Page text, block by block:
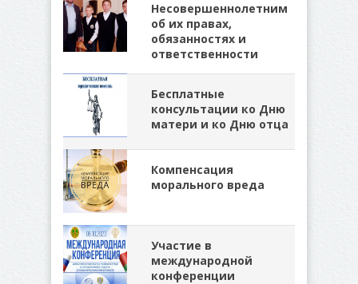
Несовершеннолетним
об их правах,
обязанностях и
ответственности
Бесплатные
консультации ко Дню
матери и ко Дню отца
Компенсация
морального вреда
Участие в
международной
конференции